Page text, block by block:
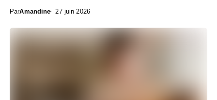
ParAmandine 27 juin 2026